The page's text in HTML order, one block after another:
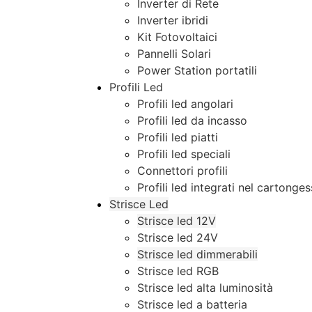
Inverter di Rete
Inverter ibridi
Kit Fotovoltaici
Pannelli Solari
Power Station portatili
Profili Led
Profili led angolari
Profili led da incasso
Profili led piatti
Profili led speciali
Connettori profili
Profili led integrati nel
Strisce Led
Strisce led 12V
Strisce led 24V
Strisce led dimmerabili
Strisce led RGB
Strisce led alta luminosità
Strisce led a batteria